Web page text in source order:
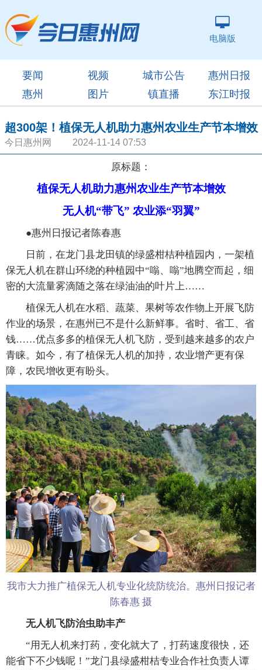
电脑版
要闻 视频 城市公告
惠州日报
惠州
图片 镇直播 东江时报
超300架！植保无人机助力惠州农业生产节本增效
今日惠州网 2024-11-14 07:53
原标题：
植保无人机助力惠州农业生产节本增效
无人机“带飞” 农业添“羽翼”
●惠州日报记者陈春惠
日前，在龙门县龙田镇的绿盛柑桔种植园内，一架植
保无人机在群山环绕的种植园中“嗡、嗡”地腾空而起，细
密的大流量雾滴随之落在绿油油的叶片上……
植保无人机在水稻、蔬菜、果树等农作物上开展飞防
作业的场景，在惠州已不是什么新鲜事。省时、省工、省
钱……优点多多的植保无人机飞防，受到越来越多的农户
青睐。如今，有了植保无人机的加持，农业增产更有保
障，农民增收更有盼头。
我市大力推广植保无人机专业化统防统治。惠州日报记者
陈春惠 摄
无人机飞防治虫助丰产
“用无人机来打药，变化就大了，打药速度很快，还
能省下不少钱呢！”龙门县绿盛柑桔专业合作社负责人谭